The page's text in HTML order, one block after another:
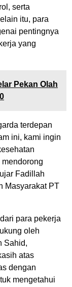
serta
itu, para
pentingnya
yang
Pekan Olah
terdepan
ini, kami ingin
Fadillah
Masyarakat PT
para pekerja
oleh
Sahid,
atas
dengan
mengetahui